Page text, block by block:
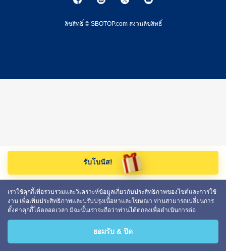
ลิขสิทธิ์ © SBOTOP.com สงวนลิขสิทธิ์
รับโบนัส!
เราใช้คุกกี้เพื่อรวบรวมและวิเคราะห์ข้อมูลเกี่ยวกับประสิทธิภาพของไซต์และการใช้
งาน เพื่อเพิ่มประสิทธิภาพและปรับปรุงเนื้อหาและโฆษณา ท่านสามารถเปลี่ยนการ
ตั้งค่าคุกกี้ได้ตลอดเวลา มิฉะนั้นเราจะถือว่าท่านได้ตกลงเพื่อดำเนินการต่อ
ยอมรับ & ปิด